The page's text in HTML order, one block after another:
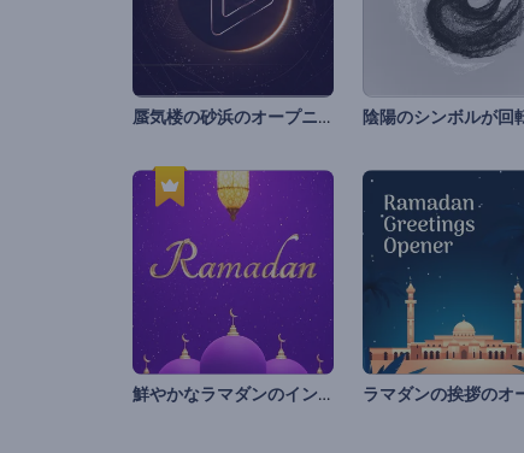
蜃気楼の砂浜のオープニング動画
鮮やかなラマダンのイントロ動画